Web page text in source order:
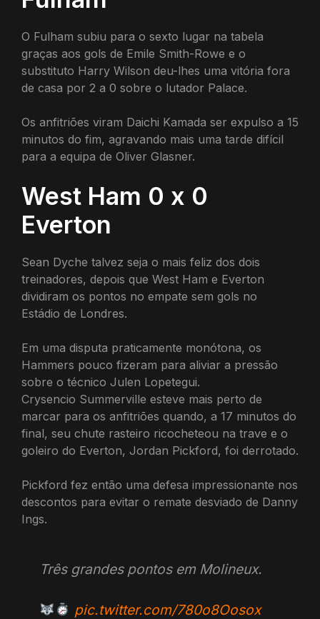
O Fulham subiu para o sexto lugar na tabela
graças aos gols de Emile Smith-Rowe e o
substituto Harry Wilson deu-lhes uma vitória fora
de casa por 2 a 0 sobre o lutador Palace.
Os anfitriões viram Daichi Kamada ser expulso a 15
minutos do fim, agravando mais uma tarde difícil
para a equipa de Oliver Glasner.
West Ham 0 x 0
Everton
Sean Dyche talvez seja o mais feliz dos dois
treinadores, depois que West Ham e Everton
dividiram os pontos no empate sem gols no
Estádio de Londres.
Em uma disputa praticamente monótona, os
Hammers pouco fizeram para aliviar a pressão
sobre o técnico Julen Lopetegui.
Crysencio Summerville esteve mais perto de
marcar para os anfitriões quando, a 17 minutos do
final, seu chute rasteiro ricocheteou na trave e o
goleiro do Everton, Jordan Pickford, foi derrotado.
Pickford fez então uma defesa impressionante nos
descontos para evitar o remate desviado de Danny
Ings.
Três grandes pontos em Molineux.
pic.twitter.com/780o8Oosox